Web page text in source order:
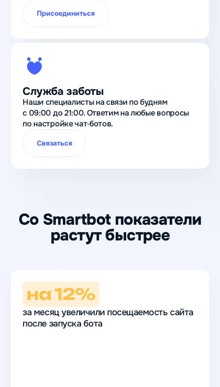
Присоединиться
Служба заботы
Наши специалисты на связи по будням
с 09:00 до 21:00. Ответим на любые вопросы
по настройке чат‑ботов.
Связаться
Со Smartbot показатели
растут быстрее
на 12%
за месяц увеличили посещаемость сайта
после запуска бота